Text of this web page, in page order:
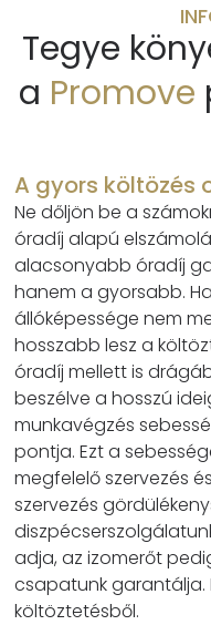
Tegye
a Promove
A gyors költözés
Ne dőljön be a
óradíj alapú
alacsonyabb óradíj
hanem a gyorsabb.
állóképessége nem
hosszabb lesz a
óradíj mellett is
beszélve a hosszú
munkavégzés
pontja. Ezt a
megfelelő szervezés
szervezés
adja, az izomerőt
csapatunk garantálja.
költöztetésből.